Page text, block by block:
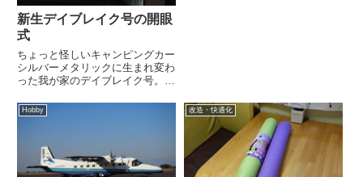
新生デイブレイク号の開眼
式
ちょっと怪しいキャンピングカー
シルバーメタリックに生まれ変わ
った我が家のデイブレイク号。自
ンのカラーリングとしてベストだ
と思っています。でも、明るめの
色でモノクレームなただのグレ
Hobby 改造・快適化